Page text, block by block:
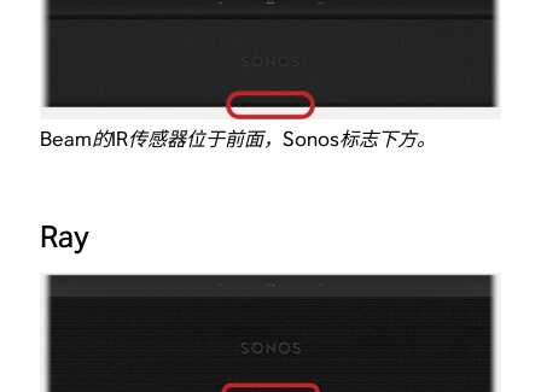
Beam的IR传感器位于前面，Sonos标志下方。
Ray